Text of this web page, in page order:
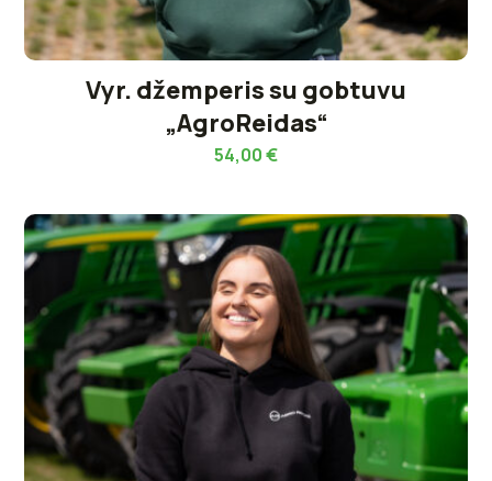
Vyr. džemperis su gobtuvu
„AgroReidas“
54,00€